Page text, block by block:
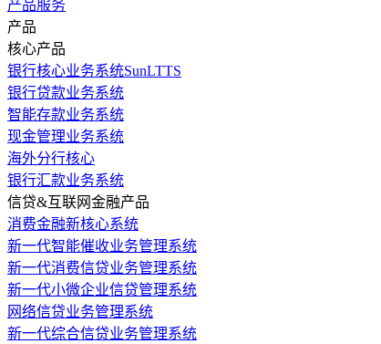
产品服务
产品
核心产品
银行核心业务系统SunLTTS
银行贷款业务系统
智能存款业务系统
现金管理业务系统
海外分行核心
银行汇款业务系统
信贷&互联网金融产品
消费金融新核心系统
新一代智能催收业务管理系统
新一代消费信贷业务管理系统
新一代小微企业信贷管理系统
网络信贷业务管理系统
新一代综合信贷业务管理系统